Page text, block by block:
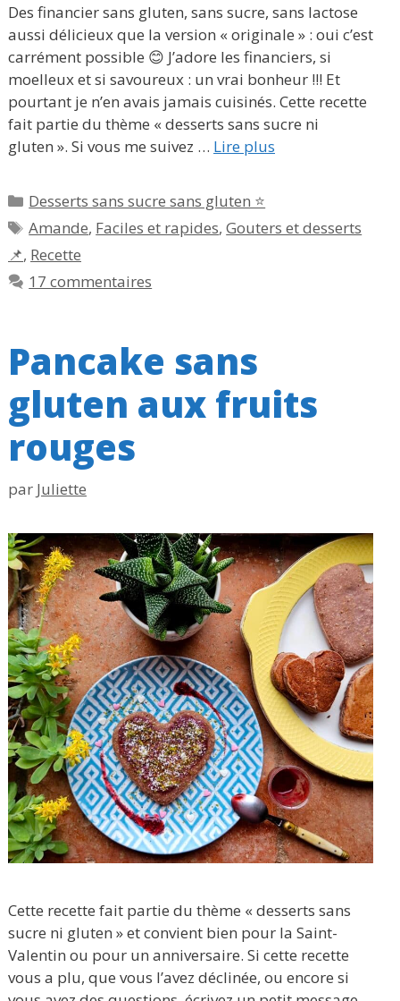
Des financier sans gluten, sans sucre, sans lactose
aussi délicieux que la version « originale » : oui c’est
carrément possible 😊 J’adore les financiers, si
moelleux et si savoureux : un vrai bonheur !!! Et
pourtant je n’en avais jamais cuisinés. Cette recette
fait partie du thème « desserts sans sucre ni
gluten ». Si vous me suivez … Lire plus
Catégories
Desserts sans sucre sans gluten ⭐
Étiquettes
Amande, Faciles et rapides,Gouters et desserts
📌, Recette
17 commentaires
Pancake sans
gluten aux fruits
rouges
par Juliette
Cette recette fait partie du thème « desserts sans
sucre ni gluten » et convient bien pour la Saint-
Valentin ou pour un anniversaire. Si cette recette
vous a plu, que vous l’avez déclinée, ou encore si